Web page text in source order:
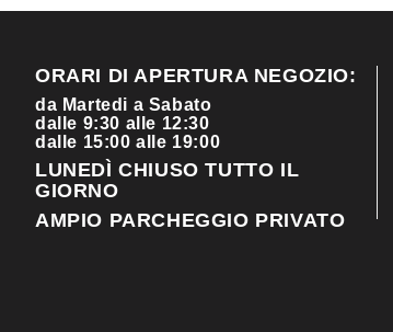
ORARI DI APERTURA NEGOZIO:
da Martedi a Sabato
dalle 9:30 alle 12:30
dalle 15:00 alle 19:00
LUNEDÌ CHIUSO TUTTO IL
GIORNO
AMPIO PARCHEGGIO PRIVATO